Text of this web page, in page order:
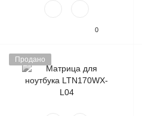
0
Продано